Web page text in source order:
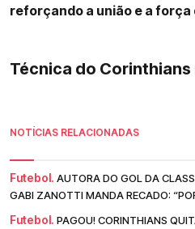
reforçando a união e a força
Técnica do Corinthians
NOTÍCIAS RELACIONADAS
Futebol. AUTORA DO GOL DA
GABI ZANOTTI MANDA RECADO:
Futebol. PAGOU! CORINTHIANS